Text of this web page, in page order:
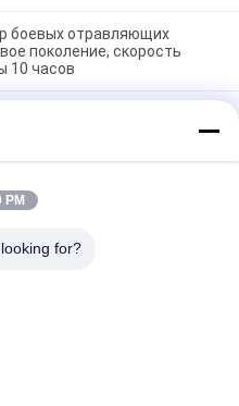
боевых отравляющих
поколение, скорость
10 часов
газовая сигнализация с
световой и вибрационной
памяти, облачной
композитный
PM
for?